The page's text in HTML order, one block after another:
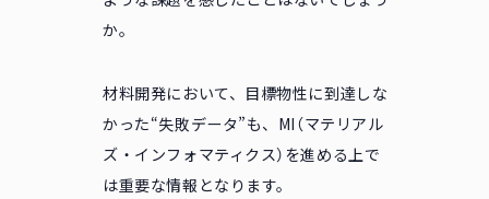
か。
材料開発において、目標物性に到達しな
かった“失敗データ”も、MI（マテリアル
ズ・インフォマティクス）を進める上で
は重要な情報となります。